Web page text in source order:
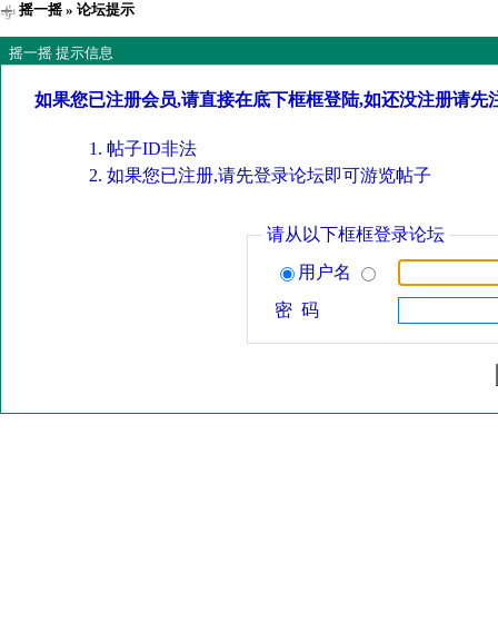
摇一摇» 论坛提示
摇一摇 提示信息
如果您已注册会员,请直接在底下框框登陆,如还没注册请先
帖子ID非法
如果您已注册,请先登录论坛即可游览帖子
请从以下框框登录论坛
用户名
密 码